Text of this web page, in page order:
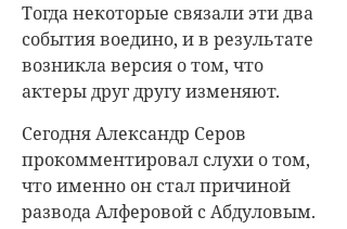
Тогда некоторые связали эти два
события воедино, и в результате
возникла версия о том, что
актеры друг другу изменяют.
СегодняАлександр Серов
прокомментировал слухи о том,
что именно он стал причиной
развода Алферовой с Абдуловым.